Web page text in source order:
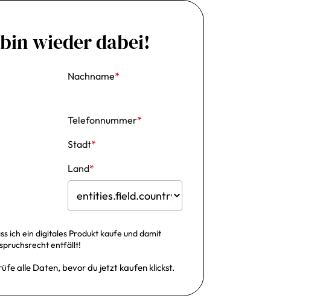
wieder dabei!
Nachname*
Telefonnummer*
Stadt*
Land*
ich ein digitales Produkt kaufe und damit
entfällt!
alle Daten, bevor du jetzt kaufen klickst.